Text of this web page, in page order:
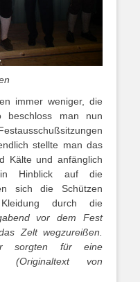
immer weniger, die
beschloss man nun
stellte man das
Kälte und anfänglich
in Hinblick auf die
sich die Schützen
durch die
vor dem Fest
Zelt wegzureißen.
sorgten für eine
(Originaltext von